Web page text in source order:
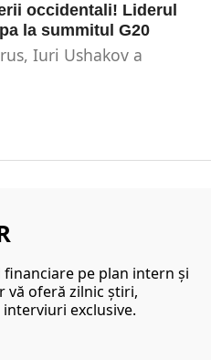
occidentali! Liderul
la summitul G20
Iuri Ushakov a
pe plan intern şi
oferă zilnic ştiri,
exclusive.